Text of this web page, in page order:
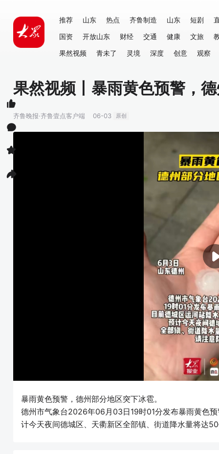
推荐 山东 热点 齐鲁制造 山东 短剧
国资
开放山东 财经 交通 健康 文旅
果然视频
青未了 灵境 深度 创意 观察
果然视频丨暴雨黄色预警，
齐鲁晚报·齐鲁壹点客户端 06-03 原创
暴雨黄色预警，德州部分地区突下冰雹。
德州市气象台2026年06月03日19时01分发布暴雨黄色
计今天夜间德城区、天衢新区全部镇、街道降水量将达